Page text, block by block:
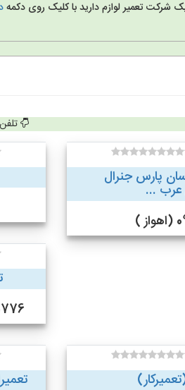
شرکت تعمیر لوازم دارید با کلیک روی دکمه
پارس جنرال
عرب ...
)